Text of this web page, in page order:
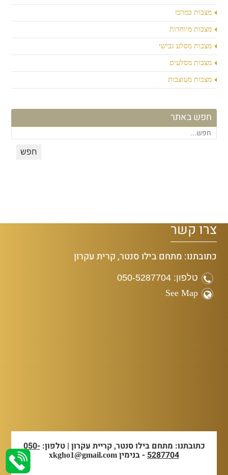
מצבות במרכז
מצבות מיוחדות
מצבות מסלע גבישי
מצבות מסלעים
מצבות מעוצבות
חפש באתר
צרו קשר
כתובתנו: מתחם בילו סנטר, קרית עקרון
טלפון: 050-5287704
See Map
כתובתנו: מתחם בילו סנטר, קריית עקרון | טלפון:050-
5287704- בנימין xkgho1@gmail.com